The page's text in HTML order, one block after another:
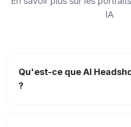
IA
Qu'est-ce que AI
?